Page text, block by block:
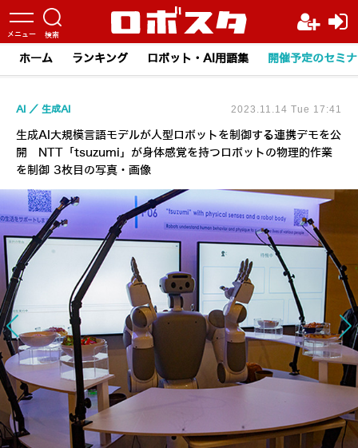
ホーム ランキング ロボット・AI用語集 開催予定のセミ
生成AI大規模言語モデルが人型ロボットを制御する連携デモを公
開 NTT「tsuzumi」が身体感覚を持つロボットの物理的作業
を制御 3枚目の写真・画像
AI 生成AI 2023.11.14 Tue 17:41